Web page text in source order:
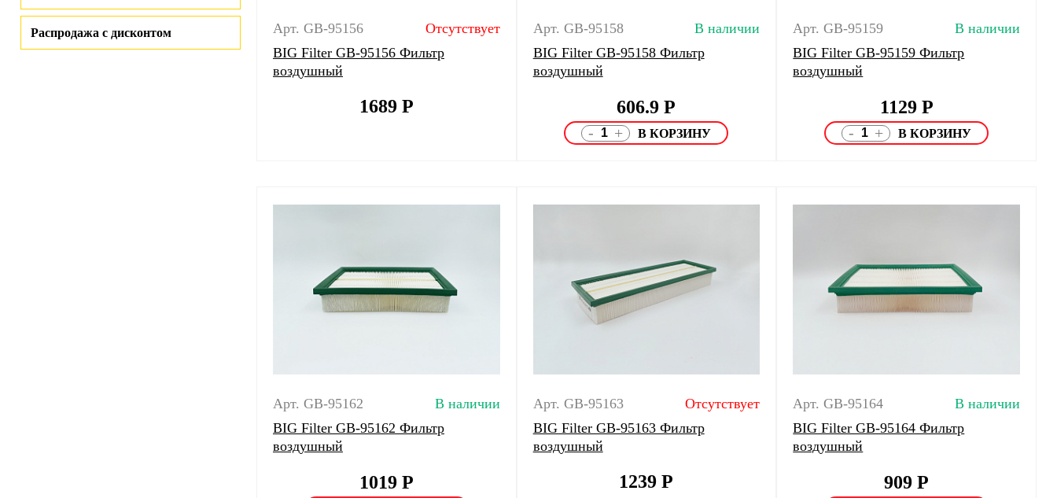
Распродажа с дисконтом Арт. GB-95156
Отсутствует
BIG Filter GB-95156 Фильтр
воздушный
1689 Р
Арт. GB-95158
В наличии
BIG Filter GB-95158 Фильтр
воздушный
606.9Р
- +
Арт. GB-95159
В наличии
BIG Filter GB-95159 Фильтр
воздушный
1129 Р
- +
Арт. GB-95162
В наличии
BIG Filter GB-95162 Фильтр
воздушный
1019 Р
Арт. GB-95163
Отсутствует
BIG Filter GB-95163 Фильтр
воздушный
1239Р
Арт. GB-95164
В наличии
BIG Filter GB-95164 Фильтр
воздушный
909Р